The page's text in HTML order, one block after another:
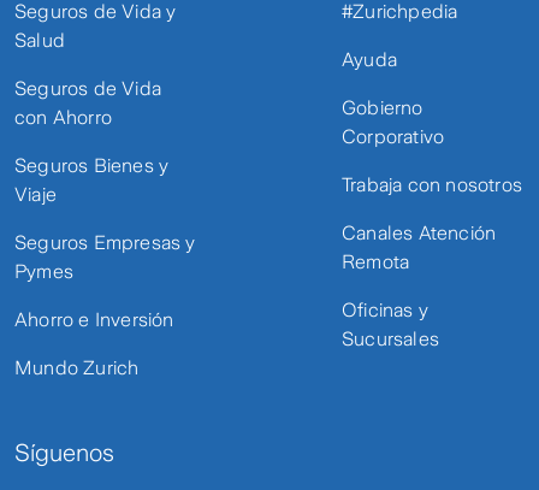
Seguros de Vida y
Salud
Seguros de Vida
con Ahorro
Seguros Bienes y
Viaje
Seguros Empresas y
Pymes
Ahorro e Inversión
Mundo Zurich
#Zurichpedia
Ayuda
Gobierno
Corporativo
Trabaja con nosotros
Canales Atención
Remota
Oficinas y
Sucursales
Síguenos